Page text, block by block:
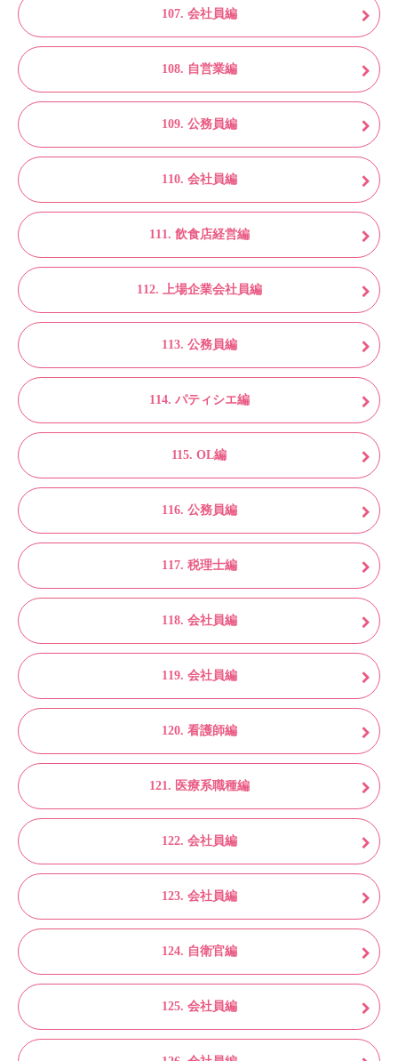
107. 会社員編
108. 自営業編
109. 公務員編
110. 会社員編
111. 飲食店経営編
112. 上場企業会社員編
113. 公務員編
114. パティシエ編
115. OL編
116. 公務員編
117. 税理士編
118. 会社員編
119. 会社員編
120. 看護師編
121. 医療系職種編
122. 会社員編
123. 会社員編
124. 自衛官編
125. 会社員編